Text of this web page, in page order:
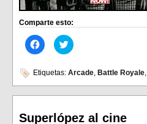
Comparte esto:
Haz
clic
en
Facebook
(Se
abre
ventana
Haz
clic
en
(Se
abre
ventana
Etiquetas: Arcade, Battle Royale,
Superlópez al cine